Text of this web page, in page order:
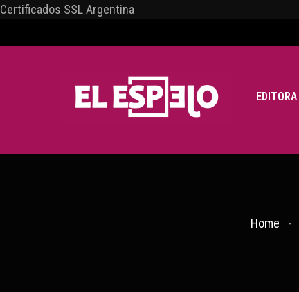
Certificados SSL Argentina
EDITORA
Home